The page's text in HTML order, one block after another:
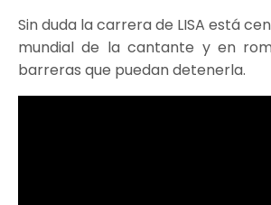
Sin duda la carrera de LISA está
mundial de la cantante y en
barreras que puedan detenerla.